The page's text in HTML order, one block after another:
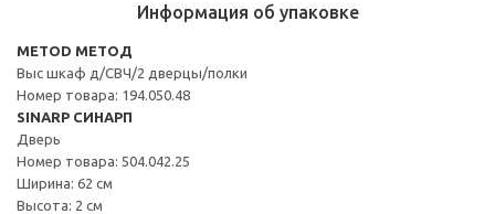
Информация об упаковке
METOD МЕТОД
Выс шкаф д/СВЧ/2 дверцы/полки
Номер товара: 194.050.48
SINARP СИНАРП
Дверь
Номер товара: 504.042.25
Ширина: 62 см
Высота: 2 см